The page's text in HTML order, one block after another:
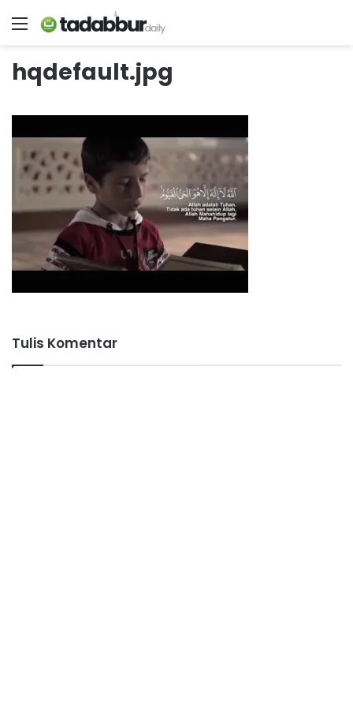
Menu
hqdefault.jpg
Tulis Komentar